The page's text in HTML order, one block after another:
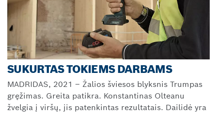
SUKURTAS TOKIEMS DARBAMS
MADRIDAS, 2021 – Žalios šviesos blyksnis Trumpas
gręžimas. Greita patikra. Konstantinas Olteanu
žvelgia į viršų, jis patenkintas rezultatais. Dailidė yra